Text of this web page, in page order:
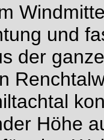
und
der
Höhe